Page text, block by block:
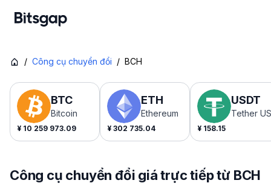
/ Công cụ chuyển đổi / BCH
BTC
Bitcoin
¥ 10 259 973.09
ETH
Ethereum
¥ 302 735.04
USDT
Tether
¥ 158.15
Công cụ chuyển đổi giá trực tiếp từ BCH